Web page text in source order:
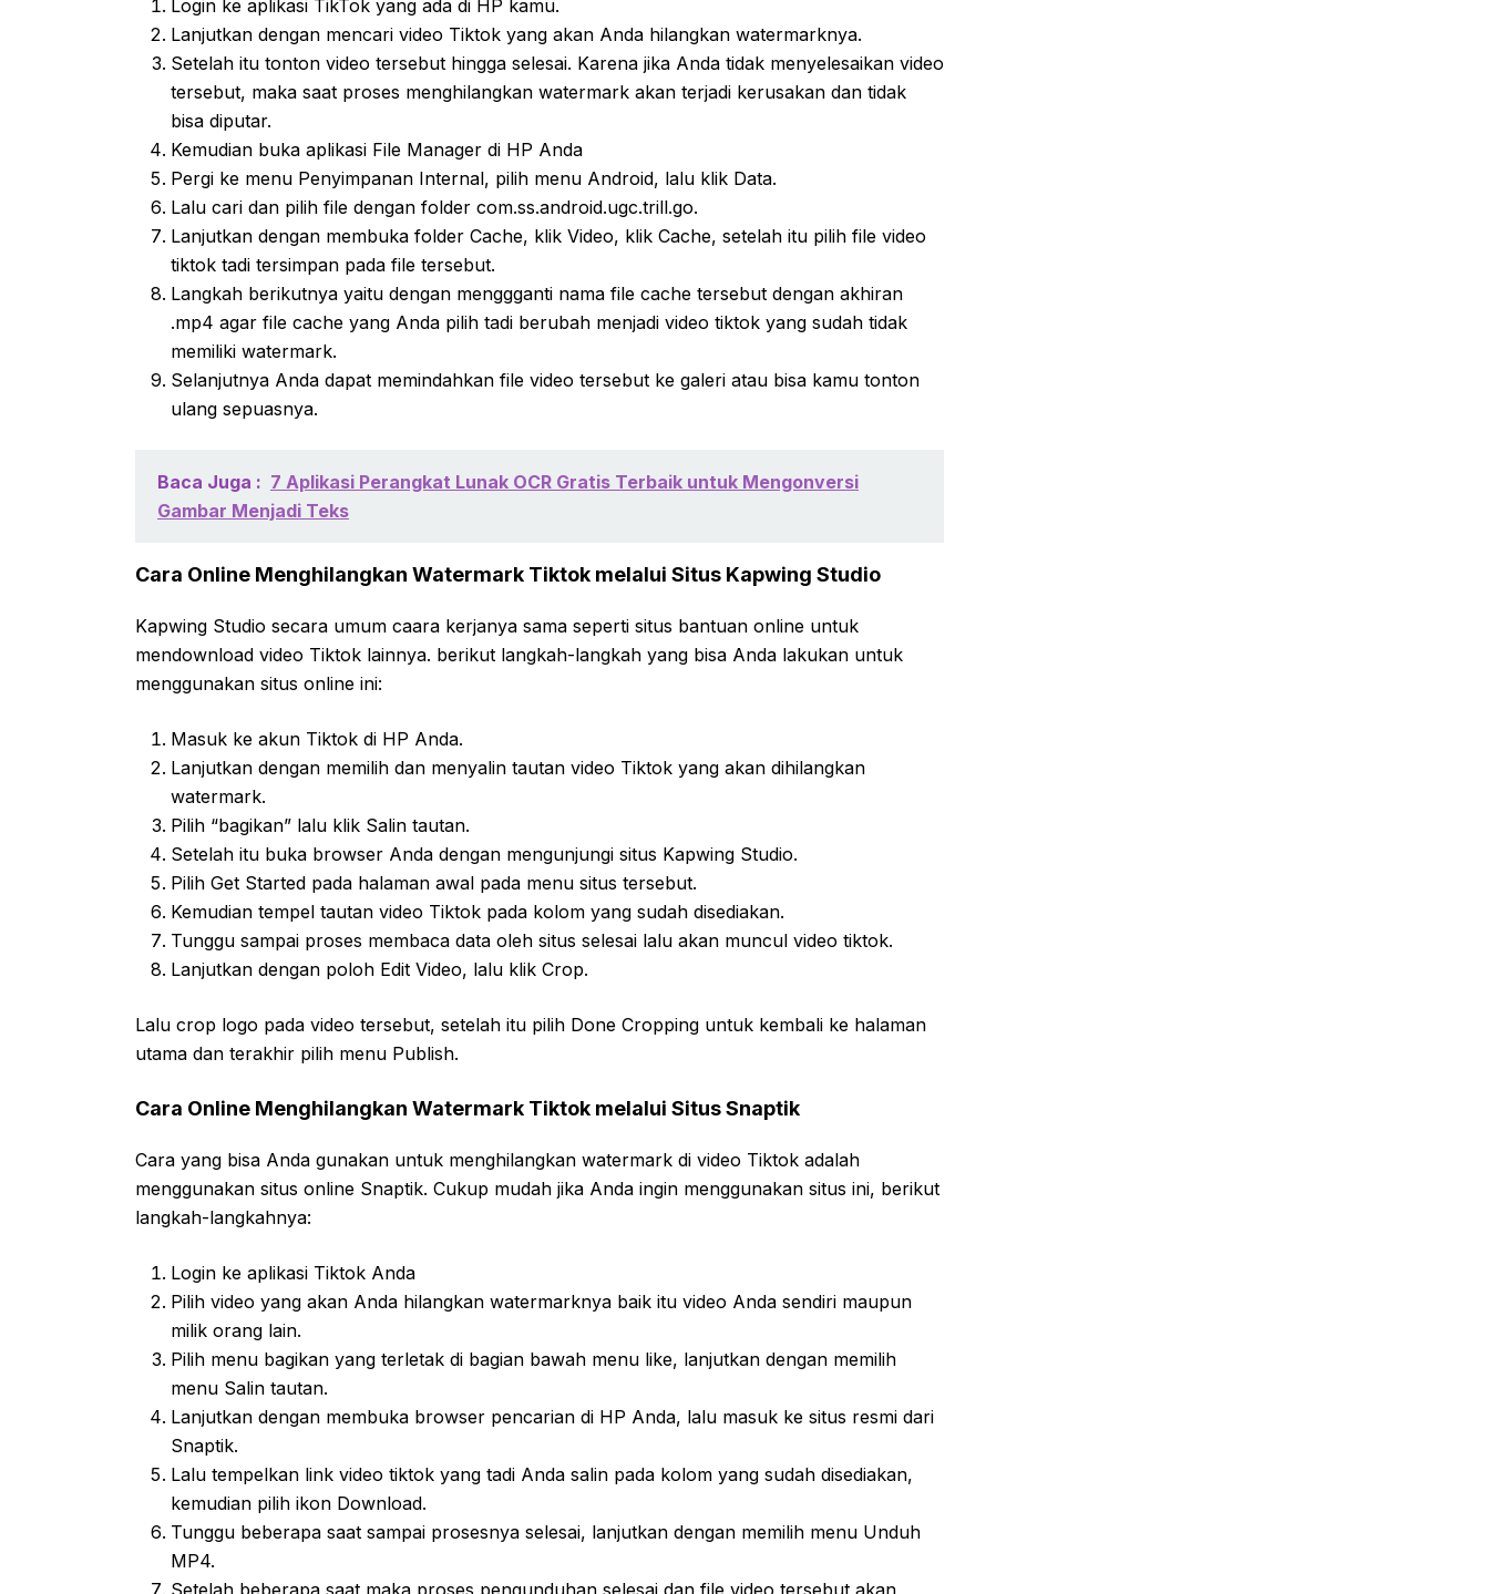
Login ke aplikasi TikTok yang ada di HP kamu.
Lanjutkan dengan mencari video Tiktok yang akan Anda hilangkan watermarknya.
Setelah itu tonton video tersebut hingga selesai. Karena jika Anda tidak menyelesaikan video
tersebut, maka saat proses menghilangkan watermark akan terjadi kerusakan dan tidak
bisa diputar.
Kemudian buka aplikasi File Manager di HP Anda
Pergi ke menu Penyimpanan Internal, pilih menu Android, lalu klik Data.
Lalu cari dan pilih file dengan folder com.ss.android.ugc.trill.go.
Lanjutkan dengan membuka folder Cache, klik Video, klik Cache, setelah itu pilih file video
tiktok tadi tersimpan pada file tersebut.
Langkah berikutnya yaitu dengan menggganti nama file cache tersebut dengan akhiran
.mp4 agar file cache yang Anda pilih tadi berubah menjadi video tiktok yang sudah tidak
memiliki watermark.
Selanjutnya Anda dapat memindahkan file video tersebut ke galeri atau bisa kamu tonton
ulang sepuasnya.
Baca Juga : 7 Aplikasi Perangkat Lunak OCR Gratis Terbaik untuk Mengonversi
Gambar Menjadi Teks
Cara Online Menghilangkan Watermark Tiktok melalui Situs Kapwing Studio
Kapwing Studio secara umum caara kerjanya sama seperti situs bantuan online untuk
mendownload video Tiktok lainnya. berikut langkah-langkah yang bisa Anda lakukan untuk
menggunakan situs online ini:
Masuk ke akun Tiktok di HP Anda.
Lanjutkan dengan memilih dan menyalin tautan video Tiktok yang akan dihilangkan
watermark.
Pilih “bagikan” lalu klik Salin tautan.
Setelah itu buka browser Anda dengan mengunjungi situs Kapwing Studio.
Pilih Get Started pada halaman awal pada menu situs tersebut.
Kemudian tempel tautan video Tiktok pada kolom yang sudah disediakan.
Tunggu sampai proses membaca data oleh situs selesai lalu akan muncul video tiktok.
Lanjutkan dengan poloh Edit Video, lalu klik Crop.
Lalu crop logo pada video tersebut, setelah itu pilih Done Cropping untuk kembali ke halaman
utama dan terakhir pilih menu Publish.
Cara Online Menghilangkan Watermark Tiktok melalui Situs Snaptik
Cara yang bisa Anda gunakan untuk menghilangkan watermark di video Tiktok adalah
menggunakan situs online Snaptik. Cukup mudah jika Anda ingin menggunakan situs ini, berikut
langkah-langkahnya:
Login ke aplikasi Tiktok Anda
Pilih video yang akan Anda hilangkan watermarknya baik itu video Anda sendiri maupun
milik orang lain.
Pilih menu bagikan yang terletak di bagian bawah menu like, lanjutkan dengan memilih
menu Salin tautan.
Lanjutkan dengan membuka browser pencarian di HP Anda, lalu masuk ke situs resmi dari
Snaptik.
Lalu tempelkan link video tiktok yang tadi Anda salin pada kolom yang sudah disediakan,
kemudian pilih ikon Download.
Tunggu beberapa saat sampai prosesnya selesai, lanjutkan dengan memilih menu Unduh
MP4.